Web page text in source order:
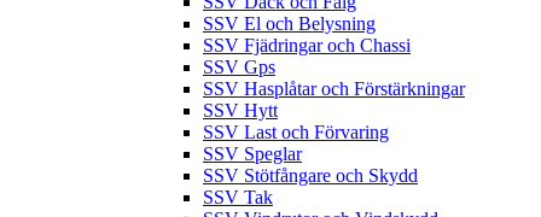
SSV El och Belysning
SSV Fjädringar och Chassi
SSV Gps
SSV Hasplåtar och Förstärkningar
SSV Hytt
SSV Last och Förvaring
SSV Speglar
SSV Stötfångare och Skydd
SSV Tak